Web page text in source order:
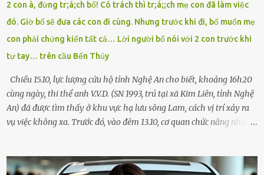
rút tờ giấy báo dự thi nhét túi áo, đeo ba lô và chạy . Chạy miết.
Chạy không ngừng. Qua ngã...
2 con à, đừng tr;á;ch bố! Có trách thì tr;á;;ch mẹ con đã làm việc
đó. Giờ bố sẽ đưa các con đi cùng. Nhưng trước khi đi, bố muốn mẹ
con phải chứng kiến tất cả… Lời người bố nói với 2 con trước khi
tự tay… trên cầu Bến Thủy
Chiều 15.10, lực lượng cứu hộ tỉnh Nghệ An cho biết, khoảng 16h20
cùng ngày, thi thể anh V.V.D. (SN 1993, trú tại xã Kim Liên, tỉnh Nghệ
An) đã được tìm thấy ở khu vực hạ lưu sông Lam, cách vị trí xảy ra
vụ việc không xa. Trước đó, vào đêm 13.10, cơ quan chức năng nhận
– rồi để lại xe máy trên cầu, ôm theo 2 con gái nhỏ nhảy xuống